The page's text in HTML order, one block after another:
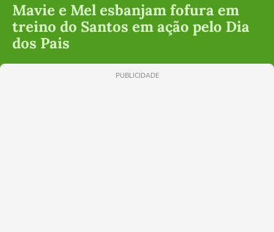
Mavie e Mel esbanjam fofura em
treino do Santos em ação pelo Dia
dos Pais
PUBLICIDADE